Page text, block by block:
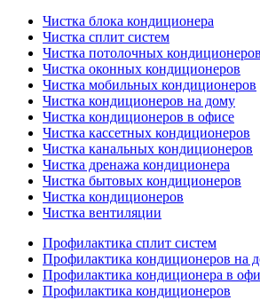
Чистка блока кондиционера
Чистка сплит систем
Чистка потолочных кондиционеров
Чистка оконных кондиционеров
Чистка мобильных кондиционеров
Чистка кондиционеров на дому
Чистка кондиционеров в офисе
Чистка кассетных кондиционеров
Чистка канальных кондиционеров
Чистка дренажа кондиционера
Чистка бытовых кондиционеров
Чистка кондиционеров
Чистка вентиляции
Профилактика сплит систем
Профилактика кондиционеров на
Профилактика кондиционера в
Профилактика кондиционеров